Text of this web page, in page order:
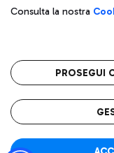
Gelateria
Wine Bar & Sparkling
Raggiungi
Scopri la nostra
Mappa Aeroporto
Privacy policy
Consulta la nostra
PROSEGUI